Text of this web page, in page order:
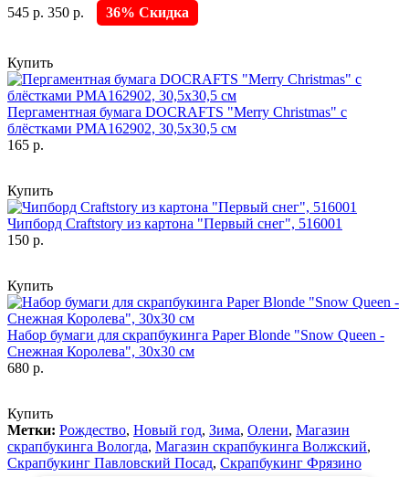
545 р. 350 р. 36% Скидка
Купить
Пергаментная бумага DOCRAFTS "Merry Christmas" с
блёстками PMA162902, 30,5х30,5 см
165 р.
Купить
Чипборд Craftstory из картона "Первый снег", 516001
150 р.
Купить
Набор бумаги для скрапбукинга Paper Blonde "Snow Queen -
Снежная Королева", 30х30 см
680 р.
Купить
Метки: Рождество, Новый год, Зима, Олени, Магазин
скрапбукинга Вологда, Магазин скрапбукинга Волжский,
Скрапбукинг Павловский Посад, Скрапбукинг Фрязино